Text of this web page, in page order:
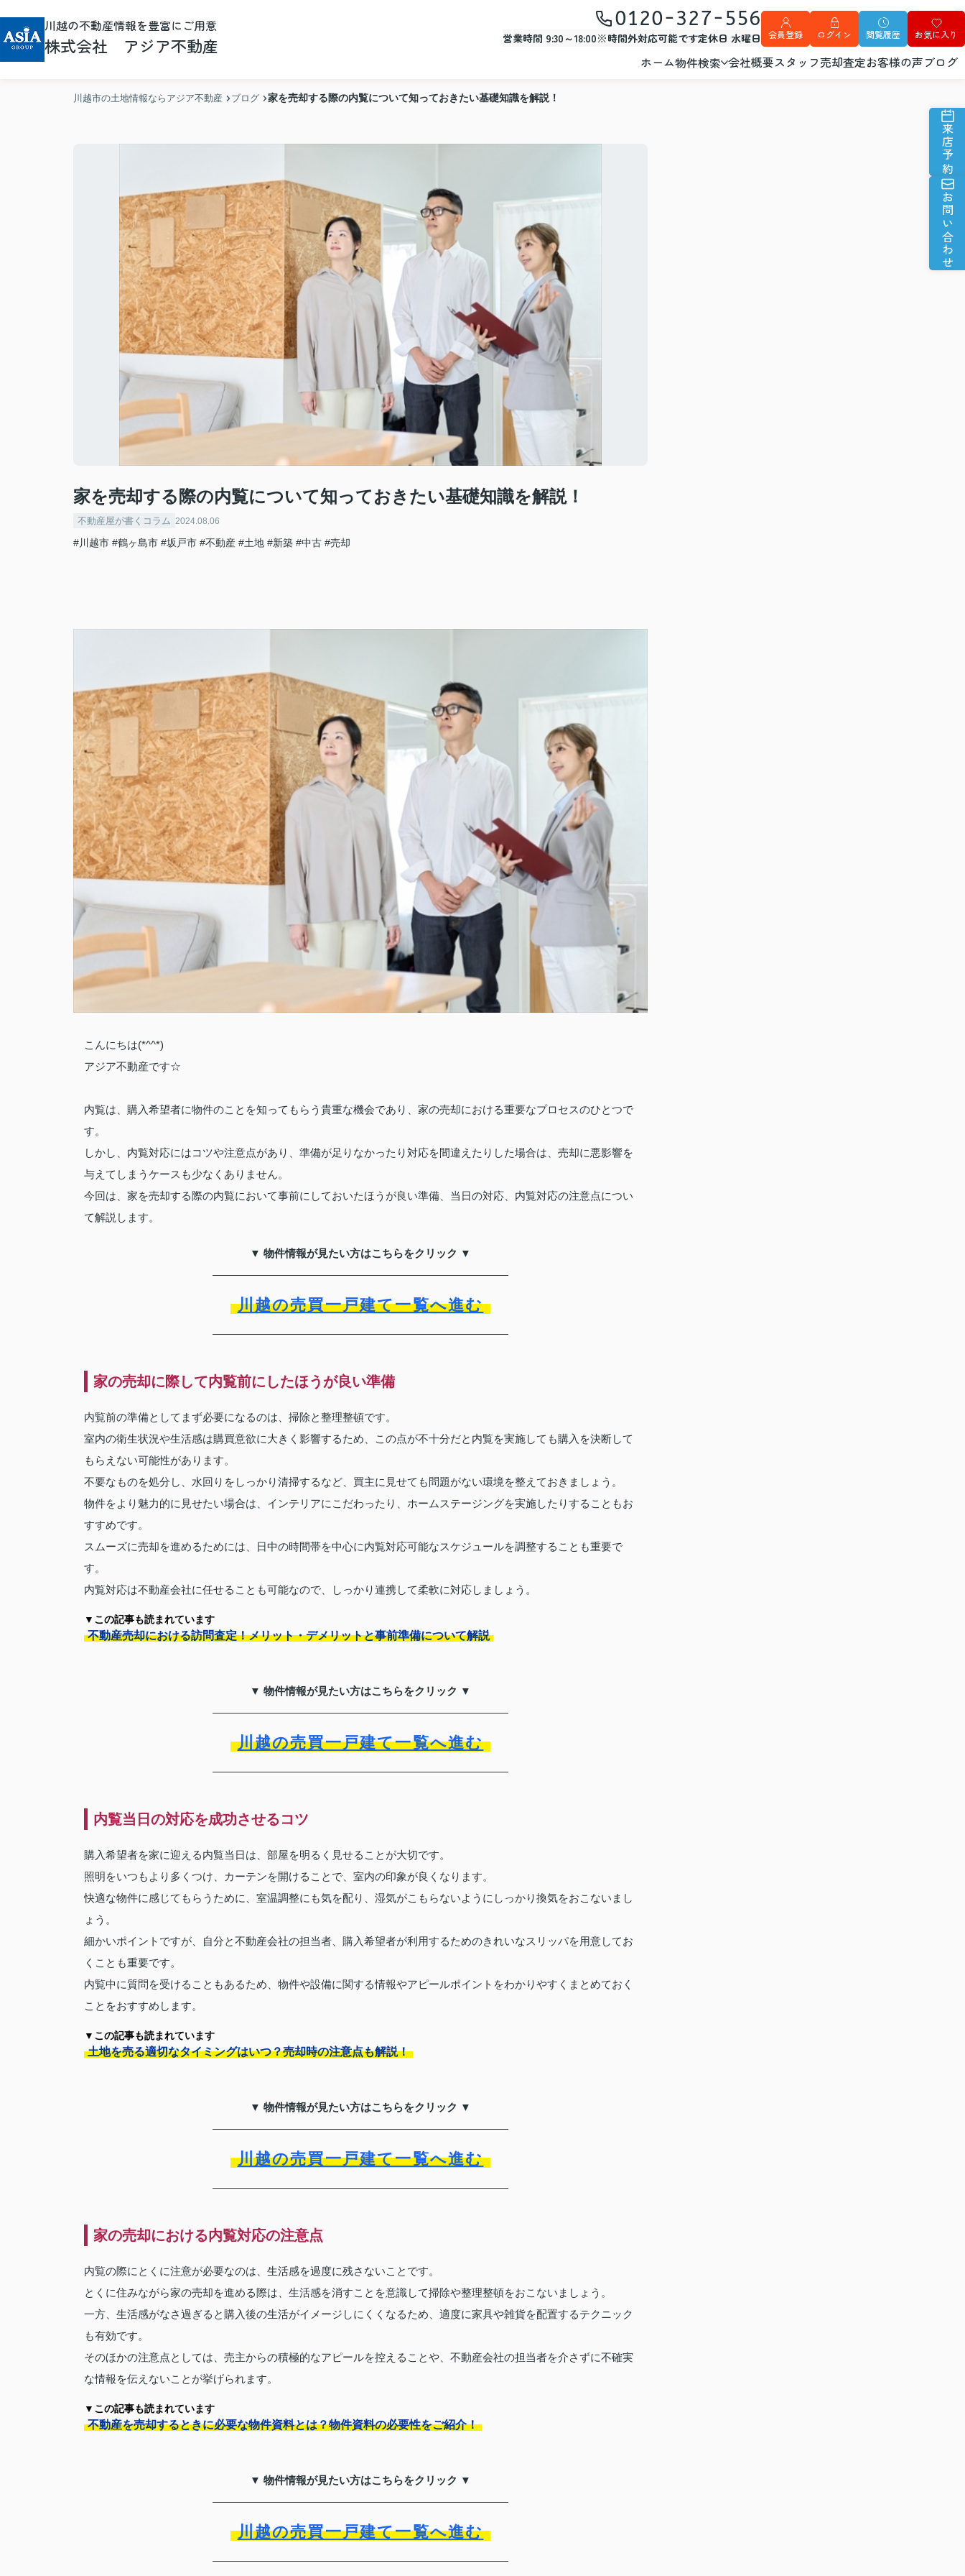
川越の不動産情報を豊富にご用意
株式会社 アジア不動産
0120-327-556
営業時間 9:30～18:00※時間外対応可能です定休日 水曜日 会員登録 ログイン 閲覧履歴 お気に入り
ホーム物件検索 会社概要スタッフ売却査定お客様の声ブログ
来店予約
お問い合わせ
川越市の土地情報ならアジア不動産 ブログ 家を売却する際の内覧について知っておきたい基礎知識を解説！
家を売却する際の内覧について知っておきたい基礎知識を解説！
不動産屋が書くコラム 2024.08.06
#川越市 #鶴ヶ島市 #坂戸市 #不動産 #土地 #新築 #中古 #売却
こんにちは(*^^*)
アジア不動産です☆
内覧は、購入希望者に物件のことを知ってもらう貴重な機会であり、家の売却における重要なプロセスのひとつで
す。
しかし、内覧対応にはコツや注意点があり、準備が足りなかったり対応を間違えたりした場合は、売却に悪影響を
与えてしまうケースも少なくありません。
今回は、家を売却する際の内覧において事前にしておいたほうが良い準備、当日の対応、内覧対応の注意点につい
て解説します。
▼ 物件情報が見たい方はこちらをクリック ▼
川越の売買一戸建て一覧へ進む
家の売却に際して内覧前にしたほうが良い準備
内覧前の準備としてまず必要になるのは、掃除と整理整頓です。
室内の衛生状況や生活感は購買意欲に大きく影響するため、この点が不十分だと内覧を実施しても購入を決断して
もらえない可能性があります。
不要なものを処分し、水回りをしっかり清掃するなど、買主に見せても問題がない環境を整えておきましょう。
物件をより魅力的に見せたい場合は、インテリアにこだわったり、ホームステージングを実施したりすることもお
すすめです。
スムーズに売却を進めるためには、日中の時間帯を中心に内覧対応可能なスケジュールを調整することも重要で
す。
内覧対応は不動産会社に任せることも可能なので、しっかり連携して柔軟に対応しましょう。
▼この記事も読まれています
不動産売却における訪問査定！メリット・デメリットと事前準備について解説
▼ 物件情報が見たい方はこちらをクリック ▼
川越の売買一戸建て一覧へ進む
内覧当日の対応を成功させるコツ
購入希望者を家に迎える内覧当日は、部屋を明るく見せることが大切です。
照明をいつもより多くつけ、カーテンを開けることで、室内の印象が良くなります。
快適な物件に感じてもらうために、室温調整にも気を配り、湿気がこもらないようにしっかり換気をおこないまし
ょう。
細かいポイントですが、自分と不動産会社の担当者、購入希望者が利用するためのきれいなスリッパを用意してお
くことも重要です。
内覧中に質問を受けることもあるため、物件や設備に関する情報やアピールポイントをわかりやすくまとめておく
ことをおすすめします。
▼この記事も読まれています
土地を売る適切なタイミングはいつ？売却時の注意点も解説！
▼ 物件情報が見たい方はこちらをクリック ▼
川越の売買一戸建て一覧へ進む
家の売却における内覧対応の注意点
内覧の際にとくに注意が必要なのは、生活感を過度に残さないことです。
とくに住みながら家の売却を進める際は、生活感を消すことを意識して掃除や整理整頓をおこないましょう。
一方、生活感がなさ過ぎると購入後の生活がイメージしにくくなるため、適度に家具や雑貨を配置するテクニック
も有効です。
そのほかの注意点としては、売主からの積極的なアピールを控えることや、不動産会社の担当者を介さずに不確実
な情報を伝えないことが挙げられます。
▼この記事も読まれています
不動産を売却するときに必要な物件資料とは？物件資料の必要性をご紹介！
▼ 物件情報が見たい方はこちらをクリック ▼
川越の売買一戸建て一覧へ進む